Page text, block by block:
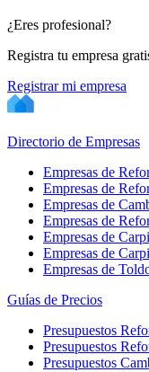
¿Eres profesional?
Registra tu empresa
Registrar mi empresa
Directorio de Empresas
Empresas de
Empresas de
Empresas de
Empresas de
Empresas de
Empresas de
Empresas de
Guías de Precios
Presupuestos
Presupuestos
Presupuestos